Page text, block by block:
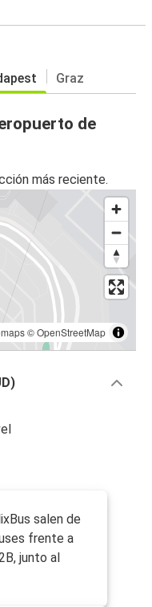
Graz
de
más reciente.
©OpenStreetMap
salen de
frente a
junto al